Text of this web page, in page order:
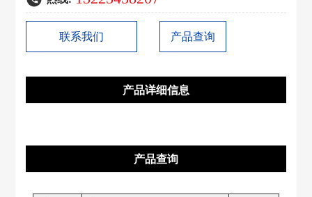
联系我们 产品查询
产品详细信息
产品查询